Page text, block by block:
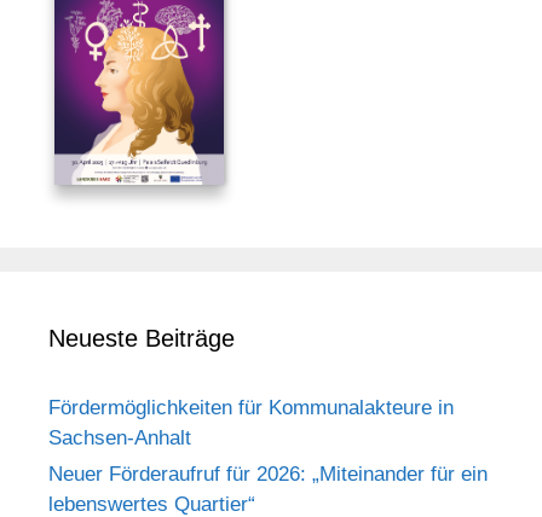
Neueste Beiträge
Fördermöglichkeiten für Kommunalakteure in
Sachsen-Anhalt
Neuer Förderaufruf für 2026: „Miteinander für ein
lebenswertes Quartier“